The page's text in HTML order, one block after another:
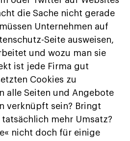
die Sache nicht gerade
Unternehmen auf
Seite ausweisen,
und wozu man sie
ist jede Firma gut
Cookies zu
alle Seiten und Angebote
verknüpft sein? Bringt
mehr Umsatz?
nicht doch für einige